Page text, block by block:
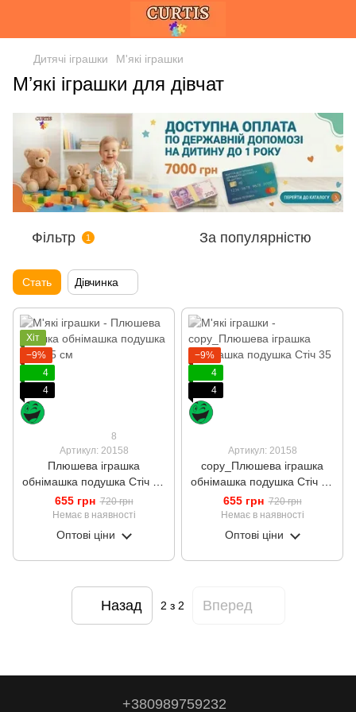
Дитячі іграшки М'які іграшки
Мʼякі іграшки для дівчат
Фільтр 1 За популярністю
Стать Дівчинка
Хіт
−9%
4
4
8
Артикул: 20158
Плюшева іграшка
обнімашка подушка Стіч 35
см
655 грн 720 грн
Немає в наявності
Оптові ціни
−9%
4
4
Артикул: 20158
copy_Плюшева іграшка
обнімашка подушка Стіч 35
см
655 грн 720 грн
Немає в наявності
Оптові ціни
Назад 2 з 2 Вперед
+380989759232